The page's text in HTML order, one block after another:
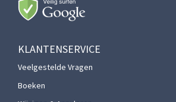
KLANTENSERVICE
Veelgestelde Vragen
Boeken